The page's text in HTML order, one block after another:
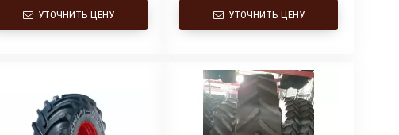
УТОЧНИТЬ ЦЕНУ УТОЧНИТЬ ЦЕНУ